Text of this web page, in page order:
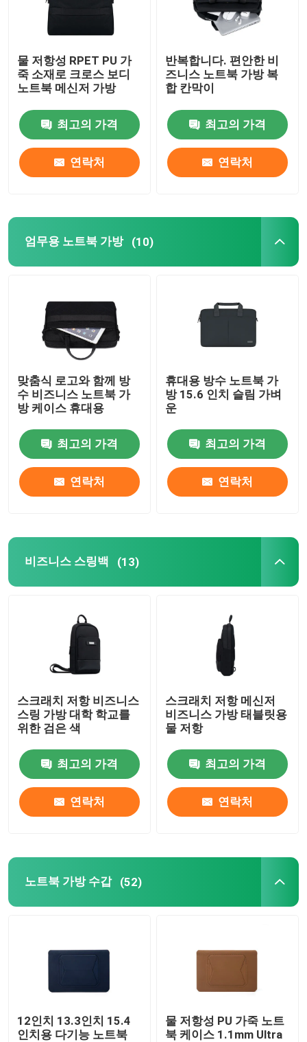
제품
비디오
우리 에 관한 것
품질 관리
노트북 가방
노트북 메신저 가방
비즈니스 스링백
아이패드 케이스 커버
노트북 가방 용품
물 저항성 RPET PU 가
죽 소재로 크로스 보디
노트북 메신저 가방
최고의 가격
연락처
반복합니다. 편안한 비
즈니스 노트북 가방 복
합 칸막이
최고의 가격
연락처
엄무용 노트북 가방 (10)
맞춤식 로고와 함께 방
수 비즈니스 노트북 가
방 케이스 휴대용
최고의 가격
연락처
휴대용 방수 노트북 가
방 15.6 인치 슬림 가벼
운
최고의 가격
연락처
비즈니스 스링백 (13)
스크래치 저항 비즈니스
스링 가방 대학 학교를
위한 검은 색
최고의 가격
연락처
스크래치 저항 메신저
비즈니스 가방 태블릿용
물 저항
최고의 가격
연락처
노트북 가방 수갑 (52)
12인치 13.3인치 15.4
인치용 다기능 노트북
물 저항성 PU 가죽 노트
북 케이스 1.1mm Ultra